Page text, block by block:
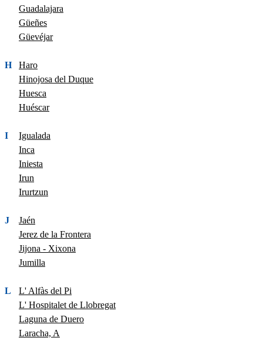
Guadalajara
Güeñes
Güevéjar
H
Haro
Hinojosa del Duque
Huesca
Huéscar
I
Igualada
Inca
Iniesta
Irun
Irurtzun
J
Jaén
Jerez de la Frontera
Jijona - Xixona
Jumilla
L
L' Alfàs del Pi
L' Hospitalet de Llobregat
Laguna de Duero
Laracha, A